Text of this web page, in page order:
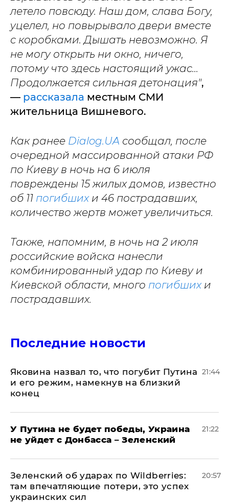
летело повсюду. Наш дом, слава Богу,
уцелел, но повырывало двери вместе
с коробками. Дышать невозможно. Я
не могу открыть ни окно, ничего,
потому что здесь настоящий ужас...
Продолжается сильная детонация",
— рассказала местным СМИ
жительница Вишневого.
Как ранее Dialog.UA сообщал, после
очередной массированной атаки РФ
по Киеву в ночь на 6 июля
повреждены 15 жилых домов, известно
об 11 погибших и 46 пострадавших,
количество жертв может увеличиться.
Также, напомним, в ночь на 2 июля
российские войска нанесли
комбинированный удар по Киеву и
Киевской области, много погибших и
пострадавших.
Последние новости
Яковина назвал то, что погубит Путина
и его режим, намекнув на близкий
конец
21:44
У Путина не будет победы, Украина
не уйдет с Донбасса – Зеленский
21:22
Зеленский об ударах по Wildberries:
там впечатляющие потери, это успех
украинских сил
20:57